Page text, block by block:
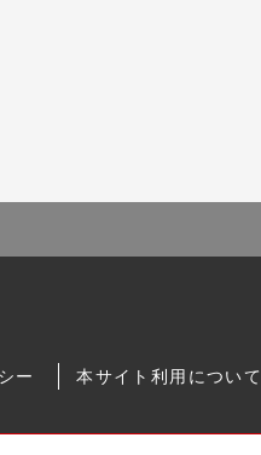
ー
本サイト利用について